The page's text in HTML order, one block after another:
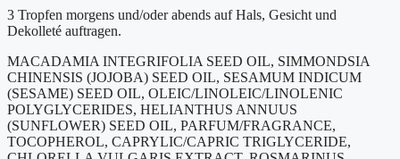
3 Tropfen morgens und/oder abends auf Hals, Gesicht und
Dekolleté auftragen.
MACADAMIA INTEGRIFOLIA SEED OIL, SIMMONDSIA
CHINENSIS (JOJOBA) SEED OIL, SESAMUM INDICUM
(SESAME) SEED OIL, OLEIC/LINOLEIC/LINOLENIC
POLYGLYCERIDES, HELIANTHUS ANNUUS
(SUNFLOWER) SEED OIL, PARFUM/FRAGRANCE,
TOCOPHEROL, CAPRYLIC/CAPRIC TRIGLYCERIDE,